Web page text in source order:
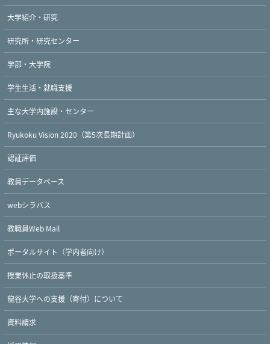
大学紹介・研究
研究所・研究センター
学部・大学院
学生生活・就職支援
主な大学内施設・センター
Ryukoku Vision 2020（第5次長期計画）
認証評価
教員データベース
webシラバス
教職員Web Mail
ポータルサイト（学内者向け）
授業休止の取扱基準
龍谷大学への支援（寄付）について
資料請求